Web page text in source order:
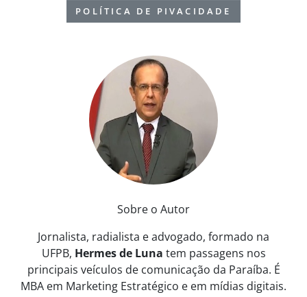
POLÍTICA DE PIVACIDADE
Sobre o Autor
Jornalista, radialista e advogado, formado na
UFPB, Hermes de Luna tem passagens nos
principais veículos de comunicação da Paraíba. É
MBA em Marketing Estratégico e em mídias digitais.